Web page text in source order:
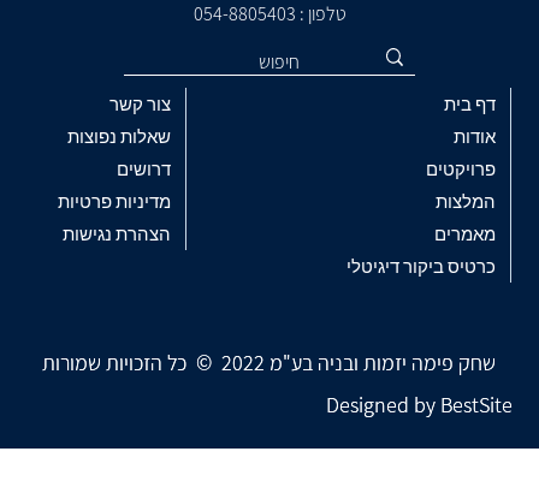
Designed by BestSite
Designed by BestSite
שחק פימה יזמות ובניה בע"מ 2022 © כל הזכויות שמורות
שחק פימה יזמות ובניה בע"מ 2022 © כל הזכויות שמורות
צור קשר
שאלות נפוצות
דרושים
מדיניות פרטיות
הצהרת נגישות
דף בית
אודות
פרויקטים
המלצות
מאמרים
כרטיס ביקור דיגיטלי
טלפון : ​054-8805403